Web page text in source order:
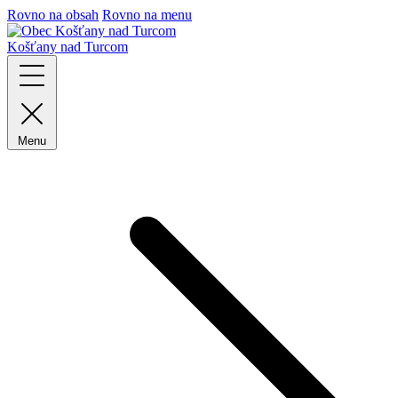
Rovno na obsah Rovno na menu
Košťany nad Turcom
Menu